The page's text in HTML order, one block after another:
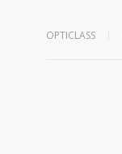
OPTICLASS